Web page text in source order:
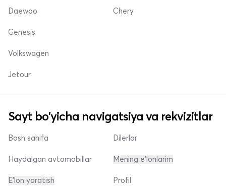
Daewoo Chery
Genesis
Volkswagen
Jetour
Sayt bo'yicha navigatsiya va rekvizitlar
Bosh sahifa
Haydalgan avtomobillar
E'lon yaratish
Dilerlar
Mening e'lonlarim
Profil